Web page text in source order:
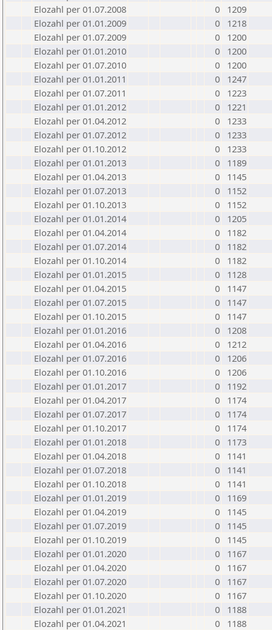
Elozahl per 01.07.2008
0
1209
Elozahl per 01.01.2009
0
1218
Elozahl per 01.07.2009
0
1200
Elozahl per 01.01.2010
0
1200
Elozahl per 01.07.2010
0
1200
Elozahl per 01.01.2011
0
1247
Elozahl per 01.07.2011
0
1223
Elozahl per 01.01.2012
0
1221
Elozahl per 01.04.2012
0
1233
Elozahl per 01.07.2012
0
1233
Elozahl per 01.10.2012
0
1233
Elozahl per 01.01.2013
0
1189
Elozahl per 01.04.2013
0
1145
Elozahl per 01.07.2013
0
1152
Elozahl per 01.10.2013
0
1152
Elozahl per 01.01.2014
0
1205
Elozahl per 01.04.2014
0
1182
Elozahl per 01.07.2014
0
1182
Elozahl per 01.10.2014
0
1182
Elozahl per 01.01.2015
0
1128
Elozahl per 01.04.2015
0
1147
Elozahl per 01.07.2015
0
1147
Elozahl per 01.10.2015
0
1147
Elozahl per 01.01.2016
0
1208
Elozahl per 01.04.2016
0
1212
Elozahl per 01.07.2016
0
1206
Elozahl per 01.10.2016
0
1206
Elozahl per 01.01.2017
0
1192
Elozahl per 01.04.2017
0
1174
Elozahl per 01.07.2017
0
1174
Elozahl per 01.10.2017
0
1174
Elozahl per 01.01.2018
0
1173
Elozahl per 01.04.2018
0
1141
Elozahl per 01.07.2018
0
1141
Elozahl per 01.10.2018
0
1141
Elozahl per 01.01.2019
0
1169
Elozahl per 01.04.2019
0
1145
Elozahl per 01.07.2019
0
1145
Elozahl per 01.10.2019
0
1145
Elozahl per 01.01.2020
0
1167
Elozahl per 01.04.2020
0
1167
Elozahl per 01.07.2020
0
1167
Elozahl per 01.10.2020
0
1167
Elozahl per 01.01.2021
0
1188
Elozahl per 01.04.2021
0
1188